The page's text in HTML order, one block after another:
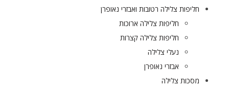
חליפות צלילה רטובות ואבזרי נאופרן
חליפות צלילה ארוכות
חליפות צלילה קצרות
נעלי צלילה
אבזרי נאופרן
מסכות צלילה